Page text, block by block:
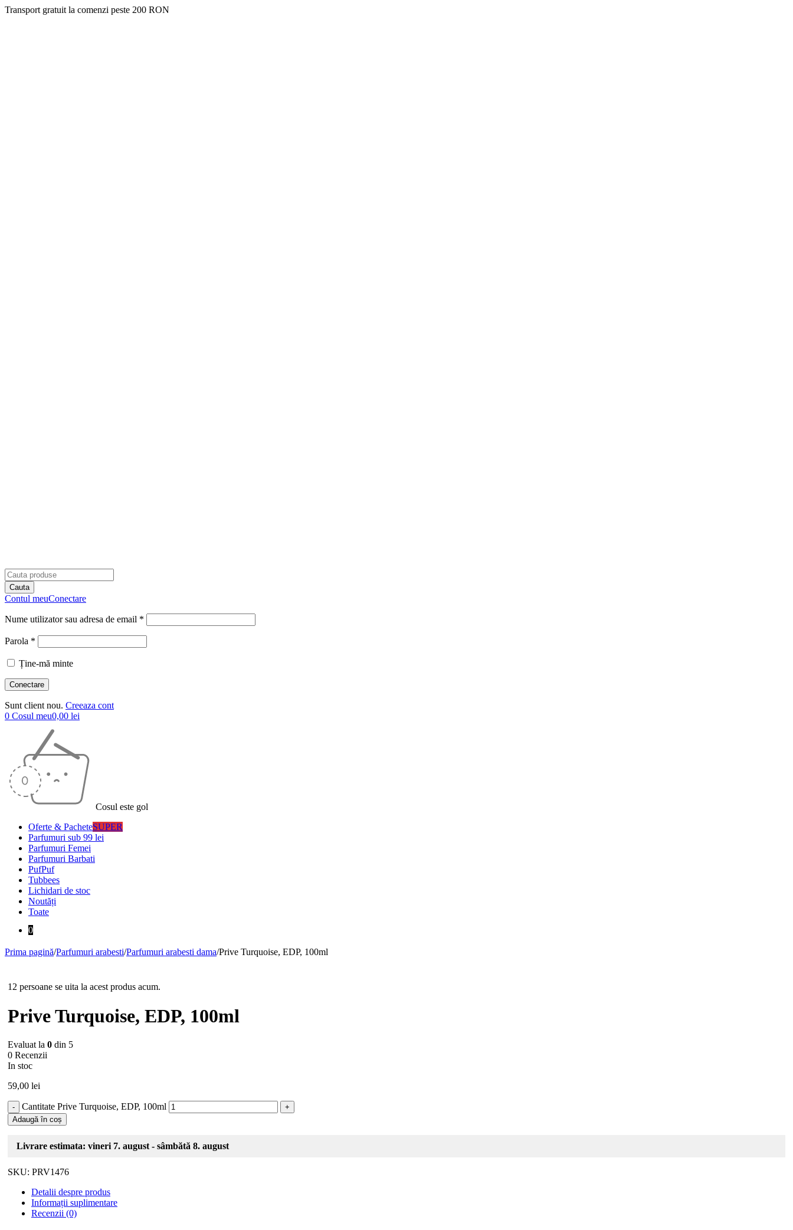
Transport gratuit la comenzi peste 200 RON
Contul meuConectare
Nume utilizator sau adresa de email *
Parola *
Ține-mă minte
Sunt client nou. Creeaza cont
0 Cosul meu0,00 lei
Cosul este gol
Oferte & PacheteSUPER
Parfumuri sub 99 lei
Parfumuri Femei
Parfumuri Barbati
PufPuf
Tubbees
Lichidari de stoc
Noutăți
Toate
0
Prima pagină/Parfumuri arabesti/Parfumuri arabesti dama/Prive Turquoise, EDP, 100ml
12 persoane se uita la acest produs acum.
Prive Turquoise, EDP, 100ml
Evaluat la 0 din 5
0 Recenzii
In stoc
59,00 lei
Cantitate Prive Turquoise, EDP, 100ml
Adaugă în coș
Livrare estimata: vineri 7. august - sâmbătă 8. august
SKU: PRV1476
Detalii despre produs
Informații suplimentare
Recenzii (0)